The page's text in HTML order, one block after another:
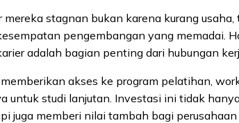
stagnan bukan karena kurang
pengembangan yang memadai.
adalah bagian penting dari hubungan
akses ke program pelatihan,
untuk studi lanjutan. Investasi ini tidak
juga memberi nilai tambah bagi